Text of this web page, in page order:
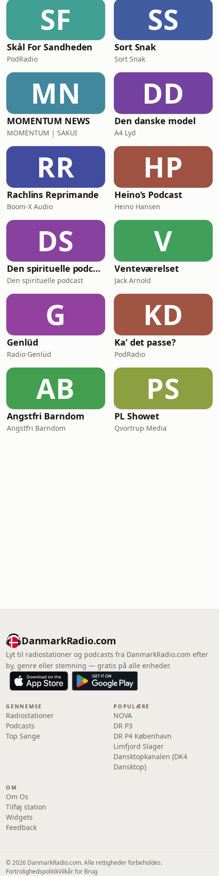
&amp; Søren Hosted on Acast. See
acast.com/privacy fo
SF
Skål For Sandheden
PodRadio
SS
Sort Snak
Sort Snak
MN
MOMENTUM NEWS
MOMENTUM | SAKUI
DD
Den danske model
A4 Lyd
RR
Rachlins Reprimande
Boom-X Audio
HP
Heino’s Podcast
Heino Hansen
DS
Den spirituelle podcast
Den spirituelle podcast
V
Venteværelset
Jack Arnold
G
Genlüd
Radio Genlüd
KD
Ka’ det passe?
PodRadio
AB
Angstfri Barndom
Angstfri Barndom
PS
PL Showet
Qvortrup Media
DanmarkRadio.com
Lyt til radiostationer og podcasts fra DanmarkRadio.com efter
by, genre eller stemning — gratis på alle enheder.
GENNEMSE
Radiostationer
Podcasts
Top Sange
POPULÆRE
NOVA
DR P3
DR P4 København
Limfjord Slager
Dansktopkanalen (DK4
Dansktop)
OM
Om Os
Tilføj station
Widgets
Feedback
© 2026 DanmarkRadio.com. Alle rettigheder forbeholdes.
FortrolighedspolitikVilkår for Brug